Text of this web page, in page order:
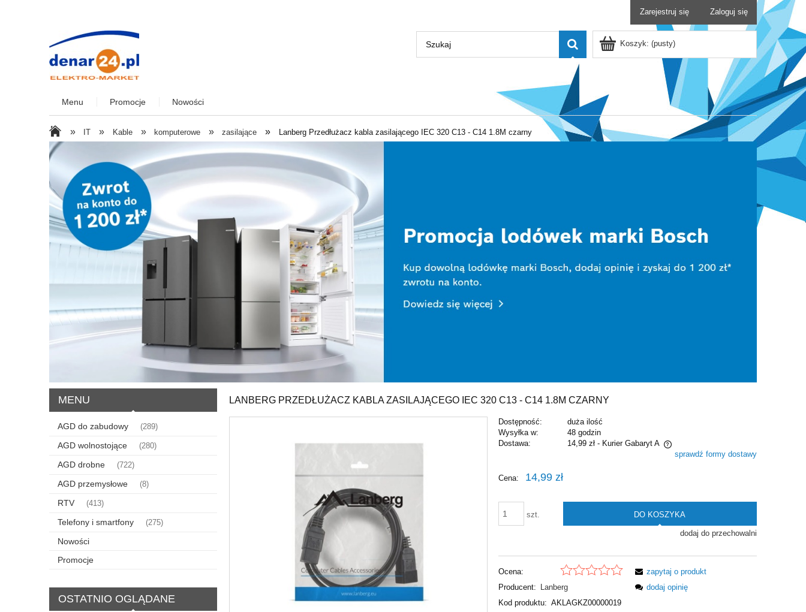
Zarejestruj się Zaloguj się
Koszyk: (pusty)
Menu Promocje Nowości
» IT » Kable » komputerowe » zasilające » Lanberg Przedłużacz kabla zasilającego IEC 320 C13 - C14 1.8M czarny
MENU
AGD do zabudowy (289)
AGD wolnostojące (280)
AGD drobne (722)
AGD przemysłowe (8)
RTV (413)
Telefony i smartfony (275)
Nowości
Promocje
OSTATNIO OGLĄDANE
LANBERG PRZEDŁUŻACZ KABLA ZASILAJĄCEGO IEC 320 C13 - C14 1.8M CZARNY
Dostępność:
duża ilość
Wysyłka w:
48 godzin
Dostawa:
14,99 zł - Kurier Gabaryt A
płatności
sprawdź formy dostawy
Cena: 14,99 zł
szt. DO KOSZYKA
dodaj do przechowalni
Ocena:
Producent:
Lanberg
Kod produktu: AKLAGKZ00000019
zapytaj o produkt
dodaj opinię